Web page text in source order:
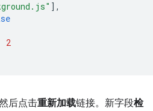
],
2
后点击重新加载链接。新字段检